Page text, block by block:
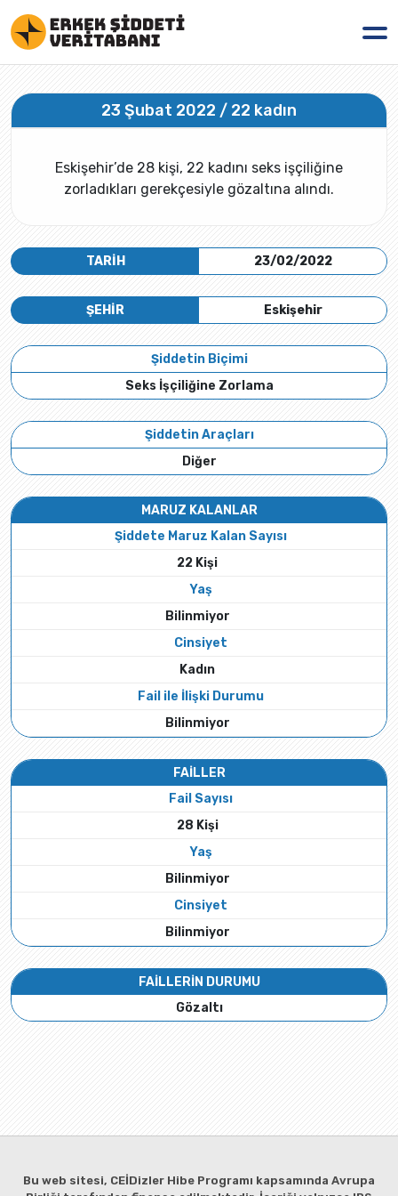
23 Şubat 2022 / 22 kadın
Eskişehir’de 28 kişi, 22 kadını seks işçiliğine
zorladıkları gerekçesiyle gözaltına alındı.
TARİH 23/02/2022
Eskişehir
ŞEHİR
Şiddetin Biçimi
Seks İşçiliğine Zorlama
Şiddetin Araçları
Diğer
MARUZ KALANLAR
Şiddete Maruz Kalan Sayısı
22 Kişi
Yaş
Bilinmiyor
Cinsiyet
Kadın
Fail ile İlişki Durumu
Bilinmiyor
FAİLLER
Fail Sayısı
28 Kişi
Yaş
Bilinmiyor
Cinsiyet
Bilinmiyor
FAİLLERİN DURUMU
Gözaltı
Bu web sitesi, CEİDizler Hibe Programı kapsamında Avrupa